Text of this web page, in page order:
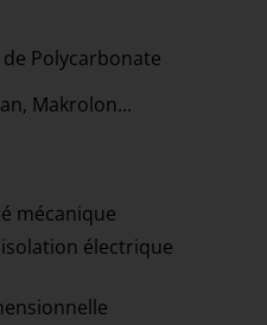
Polycarbonate
Makrolon...
mécanique
électrique